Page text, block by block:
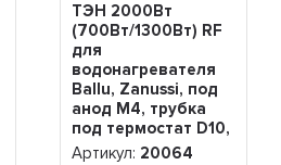
ТЭН 2000Вт
(700Вт/1300Вт) RF
для
водонагревателя
Ballu, Zanussi, под
анод М4, трубка
под термостат D10,
20064
Артикул: 20064